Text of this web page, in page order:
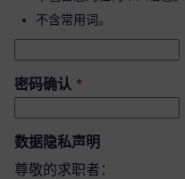
不含常用词。
密码确认 *
数据隐私声明
尊敬的求职者：